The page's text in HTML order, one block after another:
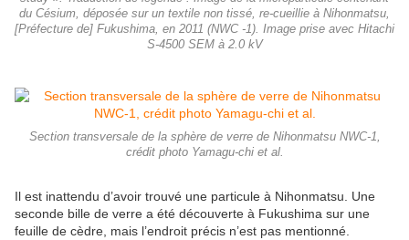
du Césium, déposée sur un textile non tissé, re-cueillie à Nihonmatsu,
[Préfecture de] Fukushima, en 2011 (NWC -1). Image prise avec Hitachi
S-4500 SEM à 2.0 kV
Section transversale de la sphère de verre de Nihonmatsu NWC-1,
crédit photo Yamagu-chi et al.
Il est inattendu d’avoir trouvé une particule à Nihonmatsu. Une
seconde bille de verre a été découverte à Fukushima sur une
feuille de cèdre, mais l’endroit précis n’est pas mentionné.